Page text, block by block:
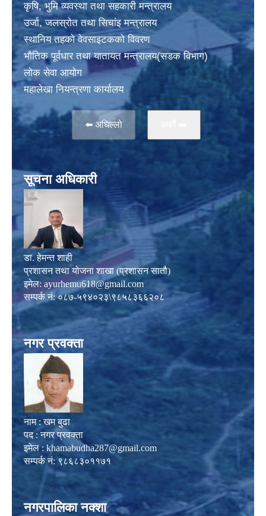
कृषि, भुमि व्यवस्था तथा सहकारी मन्त्रालय
उर्जा, जलस्राेत तथा सिचांइ मन्त्रालय
स्थानिय तहकाे वेवसाइटककाे विवरण
भाैतिक पूर्वधार तथा यातायत मन्त्रालय(सडक विभाग)
लाेक सेवा आयोग
महालेखा नियन्त्रणा कार्यालय
⬅️ अघिल्लो
सूचना अधिकारी
डा. हेमन्त शाही
प्रशासन तथा योजना शाखा (प्रशासन सातौ)
इमेल: ayurhemu618@gmail.com
सम्पर्क नं: ०८७-५९४०२३\९८५८३६६२०८
नगर प्रवक्ता
नाम : खम बुढा
पद : नगर प्रवक्ता
इमेल : khamabudha287@gmail.com
सम्पर्क नं: ९८६८३०११७१
नगरपालिका नक्शा